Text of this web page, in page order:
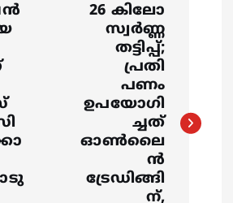
26 കിലോ
സ്വർണ്ണ
തട്ടിപ്പ്;
പ്രതി
പണം
ഉപയോഗി
ച്ചത്
ഓൺലൈ
ൻ
ട്രേഡിങ്ങി
ന്,